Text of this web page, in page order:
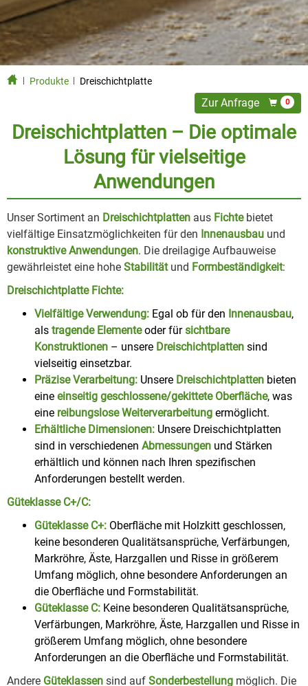
Produkte Dreischichtplatte
Zur Anfrage 0
Dreischichtplatten – Die optimale
Lösung für vielseitige
Anwendungen
Unser Sortiment an Dreischichtplatten aus Fichtebietet
vielfältige Einsatzmöglichkeiten für den Innenausbau und
konstruktive Anwendungen. Die dreilagige Aufbauweise
gewährleistet eine hohe Stabilitätund Formbeständigkeit:
Dreischichtplatte Fichte:
Vielfältige Verwendung: Egal ob für den Innenausbau,
als tragende Elementeoder fürsichtbare
Konstruktionen – unsere Dreischichtplatten sind
vielseitig einsetzbar.
Präzise Verarbeitung: Unsere Dreischichtplatten bieten
eine einseitig geschlossene/gekittete Oberfläche, was
eine reibungslose Weiterverarbeitung ermöglicht.
Erhältliche Dimensionen: Unsere Dreischichtplatten
sind in verschiedenen Abmessungen und Stärken
erhältlich und können nach Ihren spezifischen
Anforderungen bestellt werden.
Güteklasse C+/C:
Güteklasse C+: Oberfläche mit Holzkitt geschlossen,
keine besonderen Qualitätsansprüche, Verfärbungen,
Markröhre, Äste, Harzgallen und Risse in größerem
Umfang möglich, ohne besondere Anforderungen an
die Oberfläche und Formstabilität.
Güteklasse C: Keine besonderen Qualitätsansprüche,
Verfärbungen, Markröhre, Äste, Harzgallen und Risse in
größerem Umfang möglich, ohne besondere
Anforderungen an die Oberfläche und Formstabilität.
Andere Güteklassen sind auf Sonderbestellung möglich. Die